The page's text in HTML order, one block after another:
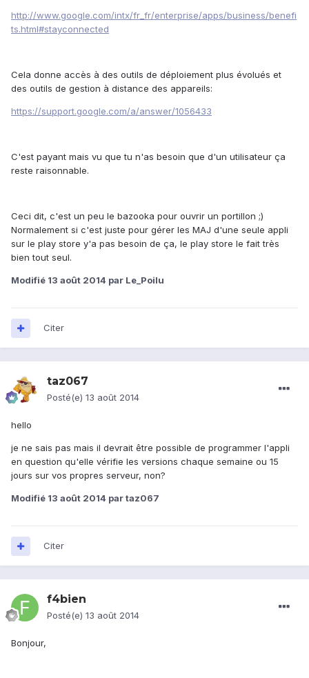
http://www.google.com/intx/fr_fr/enterprise/apps/business/benefi
ts.html#stayconnected
Cela donne accès à des outils de déploiement plus évolués et
des outils de gestion à distance des appareils:
https://support.google.com/a/answer/1056433
C'est payant mais vu que tu n'as besoin que d'un utilisateur ça
reste raisonnable.
Ceci dit, c'est un peu le bazooka pour ouvrir un portillon ;)
Normalement si c'est juste pour gérer les MAJ d'une seule appli
sur le play store y'a pas besoin de ça, le play store le fait très
bien tout seul.
Modifié 13 août 2014 par Le_Poilu
Citer
taz067
Posté(e) 13 août 2014
hello
je ne sais pas mais il devrait être possible de programmer l'appli
en question qu'elle vérifie les versions chaque semaine ou 15
jours sur vos propres serveur, non?
Modifié 13 août 2014 par taz067
Citer
f4bien
Posté(e) 13 août 2014
Bonjour,